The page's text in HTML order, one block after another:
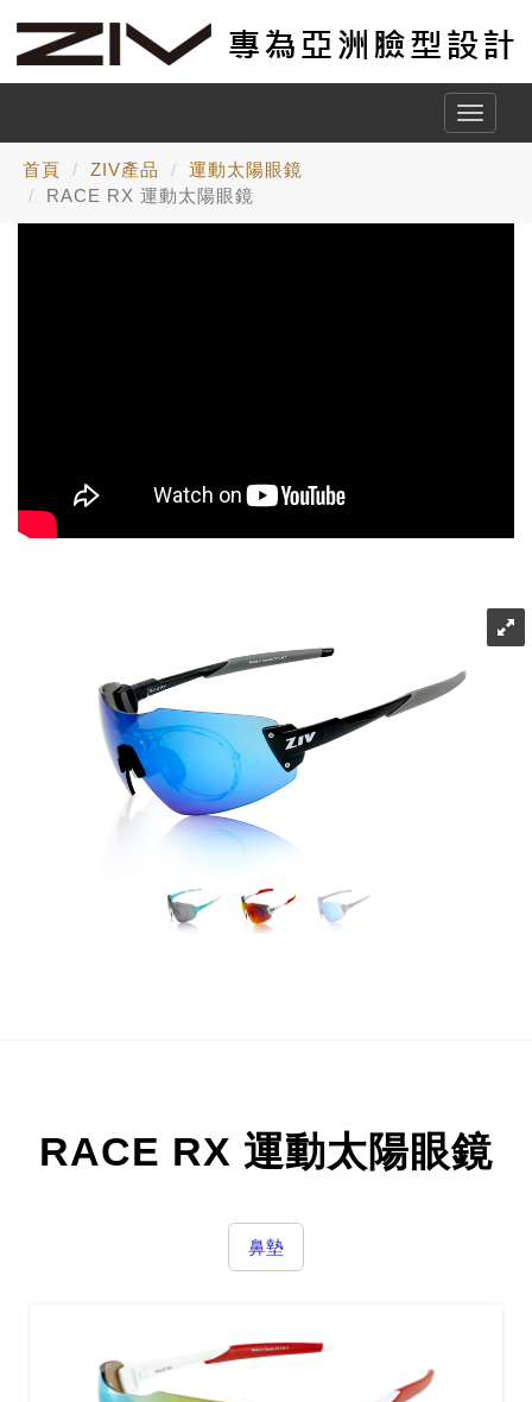
Toggle
首頁 ZIV產品
運動太陽眼鏡
RACE RX 運動太陽眼鏡
RACE RX 運動太陽眼鏡
鼻墊